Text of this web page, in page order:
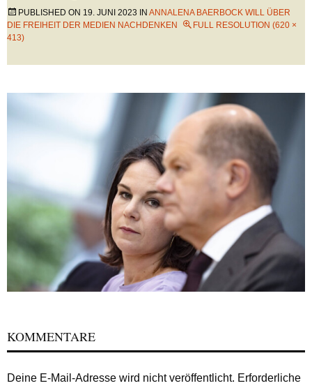
PUBLISHED ON 19. JUNI 2023 IN ANNALENA BAERBOCK WILL ÜBER
DIE FREIHEIT DER MEDIEN NACHDENKEN
FULL RESOLUTION (620 ×
413)
KOMMENTARE
Deine E-Mail-Adresse wird nicht veröffentlicht. Erforderliche